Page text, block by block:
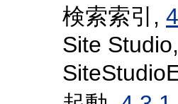
検索索引,
Site Studio,